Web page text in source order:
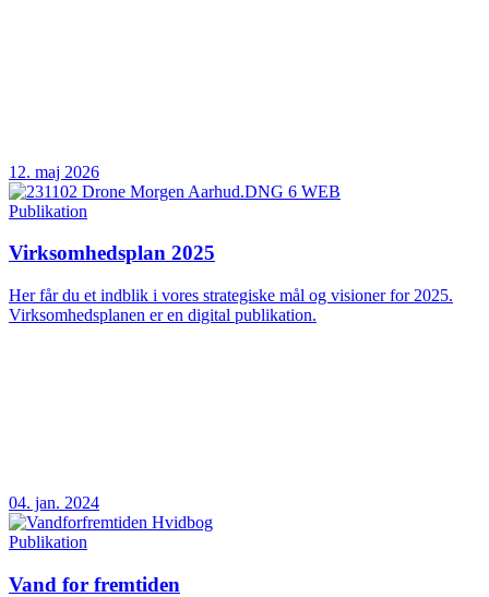
12. maj 2026
Publikation
Virksomhedsplan 2025
Her får du et indblik i vores strategiske mål og visioner for 2025.
Virksomhedsplanen er en digital publikation.
04. jan. 2024
Publikation
Vand for fremtiden